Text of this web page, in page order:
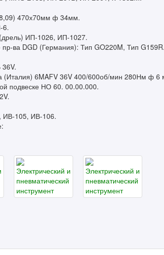
470х70мм ф 34мм.
6.
ИП-1026, ИП-1027.
ва DGD (Германия): Тип GO220M, Тип G159R.
(Италия) 6MAFV 36V 400/600об/мин 280Нм ф 6
подвеске НО 60. 00.00.000.
ИВ-105, ИВ-106.